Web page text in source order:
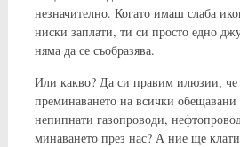
незначително. Когато имаш слаба
ниски заплати, ти си просто едно
няма да се съобразява.
Или какво? Да си правим илюзии, че
преминаването на всички
непипнати газопроводи,
минаването през нас? А ние ще